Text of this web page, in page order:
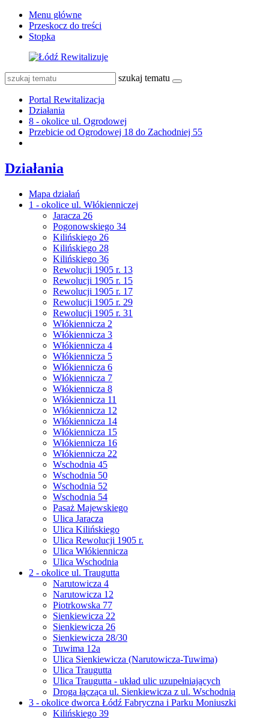
Menu główne
Przeskocz do treści
Stopka
szukaj tematu
Portal Rewitalizacja
Działania
8 - okolice ul. Ogrodowej
Przebicie od Ogrodowej 18 do Zachodniej 55
Działania
Mapa działań
1 - okolice ul. Włókienniczej
Jaracza 26
Pogonowskiego 34
Kilińskiego 26
Kilińskiego 28
Kilińskiego 36
Rewolucji 1905 r. 13
Rewolucji 1905 r. 15
Rewolucji 1905 r. 17
Rewolucji 1905 r. 29
Rewolucji 1905 r. 31
Włókiennicza 2
Włókiennicza 3
Włókiennicza 4
Włókiennicza 5
Włókiennicza 6
Włókiennicza 7
Włókiennicza 8
Włókiennicza 11
Włókiennicza 12
Włókiennicza 14
Włókiennicza 15
Włókiennicza 16
Włókiennicza 22
Wschodnia 45
Wschodnia 50
Wschodnia 52
Wschodnia 54
Pasaż Majewskiego
Ulica Jaracza
Ulica Kilińskiego
Ulica Rewolucji 1905 r.
Ulica Włókiennicza
Ulica Wschodnia
2 - okolice ul. Traugutta
Narutowicza 4
Narutowicza 12
Piotrkowska 77
Sienkiewicza 22
Sienkiewicza 26
Sienkiewicza 28/30
Tuwima 12a
Ulica Sienkiewicza (Narutowicza-Tuwima)
Ulica Traugutta
Ulica Traugutta - układ ulic uzupełniających
Droga łącząca ul. Sienkiewicza z ul. Wschodnią
3 - okolice dworca Łódź Fabryczna i Parku Moniuszki
Kilińskiego 39